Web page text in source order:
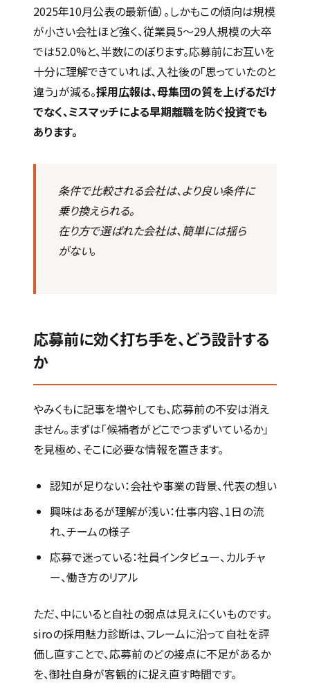
2025年10月公表の最新値）。しかもこの傾向は規模
が小さい会社ほど強く、従業員5〜29人規模の大卒
では52.0%と、半数にのぼります。応募前にお互いを
十分に理解できていれば、入社後の「思っていたのと
違う」が減る。採用広報は、母集団の質を上げるだけ
でなく、ミスマッチによる早期離職を防ぐ投資でも
あります。
条件で比較される会社は、より良い条件に
乗り換えられる。
在り方で選ばれた会社は、簡単には揺ら
がない。
応募前に効く打ち手を、どう設計する
か
やみくもに記事を増やしても、応募前の不安は消え
ません。まずは「候補者がどこでつまずいているか」
を見極め、そこに必要な情報を置きます。
認知が足りない：会社や事業の背景、代表の想い
興味はあるが理解が浅い：仕事内容、1日の流
れ、チームの様子
応募で迷っている：社員インタビュー、カルチャ
ー、働き方のリアル
ただ、中にいると自社の弱点は見えにくいものです。
siroの採用魅力診断は、フレームに沿って自社を評
価し直すことで、応募前のどの接点に不足があるか
を、御社自身が客観的に捉え直す時間です。